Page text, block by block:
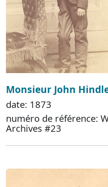
Monsieur John
date: 1873
numéro de référence:
Archives #23